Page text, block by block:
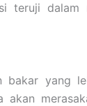
teruji dalam
bakar yang